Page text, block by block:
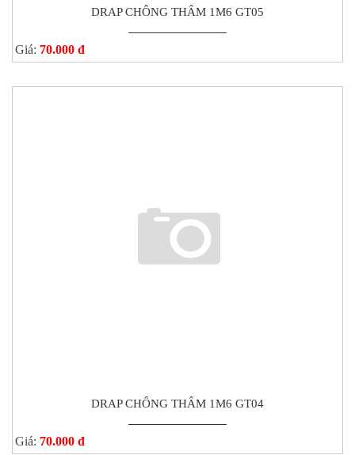
DRAP CHÔNG THẤM 1M6 GT05
Giá: 70.000 đ
DRAP CHỐNG THẤM 1M6 GT04
Giá: 70.000 đ